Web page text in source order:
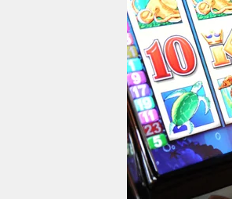
nord
wahrheit
verlag
verlag
veranstaltungen
shop